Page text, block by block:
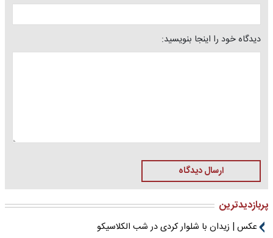
دیدگاه خود را اینجا بنویسید:
ارسال دیدگاه
پربازدیدترین
عکس | زیدان با شلوار کردی در شب الکلاسیکو